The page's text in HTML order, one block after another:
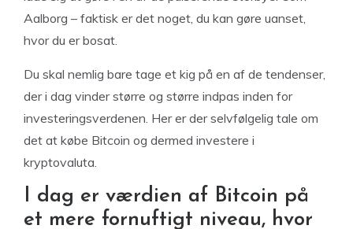
Aalborg – faktisk er det noget, du kan gøre uanset,
hvor du er bosat.
Du skal nemlig bare tage et kig på en af de tendenser,
der i dag vinder større og større indpas inden for
investeringsverdenen. Her er der selvfølgelig tale om
det at købe Bitcoin og dermed investere i
kryptovaluta.
I dag er værdien af Bitcoin på
et mere fornuftigt niveau, hvor